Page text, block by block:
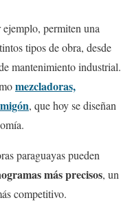
ejemplo, permiten una
tipos de obra, desde
mantenimiento industrial.
mezcladoras,
, que hoy se diseñan
paraguayas pueden
más precisos, un
competitivo.